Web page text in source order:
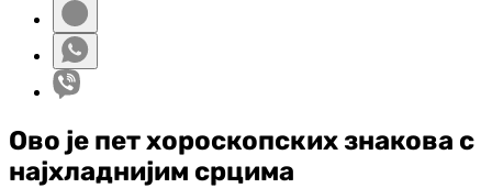
Ово је пет хороскопских знакова с
најхладнијим срцима